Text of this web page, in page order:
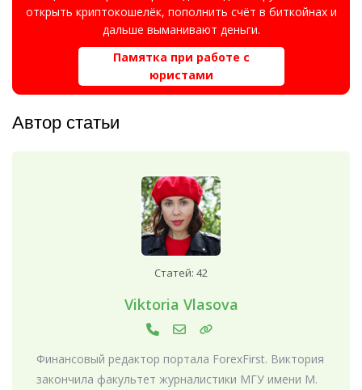
открыть криптокошелёк, пополнить счёт в биткойнах и
дальше выманивают деньги.
Памятка при работе с
юристами
Автор статьи
Статей: 42
Viktoria Vlasova
Финансовый редактор портала ForexFirst. Виктория
закончила факультет журналистики МГУ имени М.